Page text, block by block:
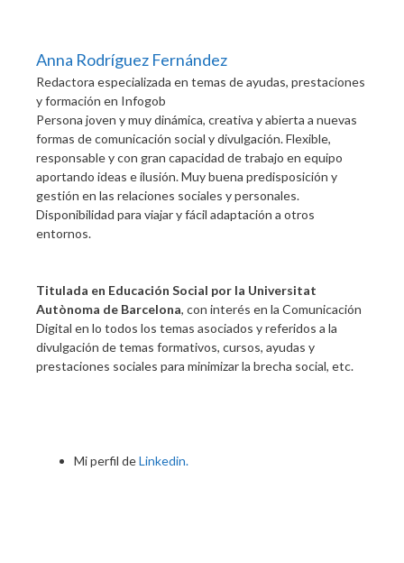
Anna Rodríguez Fernández
Redactora especializada en temas de ayudas, prestaciones
y formación en Infogob
Persona joven y muy dinámica, creativa y abierta a nuevas
formas de comunicación social y divulgación. Flexible,
responsable y con gran capacidad de trabajo en equipo
aportando ideas e ilusión. Muy buena predisposición y
gestión en las relaciones sociales y personales.
Disponibilidad para viajar y fácil adaptación a otros
entornos.
Titulada en Educación Social por la Universitat
Autònoma de Barcelona, con interés en la Comunicación
Digital en lo todos los temas asociados y referidos a la
divulgación de temas formativos, cursos, ayudas y
prestaciones sociales para minimizar la brecha social, etc.
Mi perfil deLinkedin.